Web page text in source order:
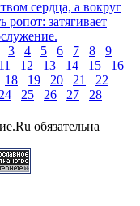
сердца, а вокруг
ропот: затягивает
3 4 5 6 7 8
9
11 12 13 14 15
16
18 19 20 21
22
24 25 26 27
28
обязательна